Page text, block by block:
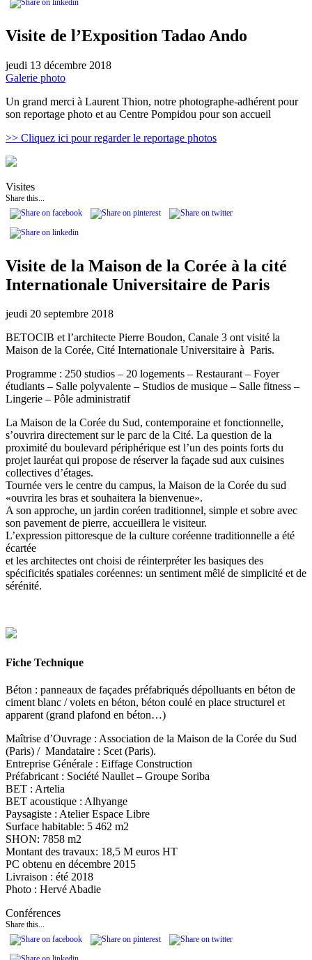
Visite de l’Exposition Tadao Ando
jeudi 13 décembre 2018
Galerie photo
Un grand merci à Laurent Thion, notre photographe-adhérent pour
son reportage photo et au Centre Pompidou pour son accueil
>> Cliquez ici pour regarder le reportage photos
Visites
Share this...
Visite de la Maison de la Corée à la cité
Internationale Universitaire de Paris
jeudi 20 septembre 2018
BETOCIB et l’architecte Pierre Boudon, Canale 3 ont visité la
Maison de la Corée, Cité Internationale Universitaire à Paris.
Programme : 250 studios – 20 logements – Restaurant – Foyer
étudiants – Salle polyvalente – Studios de musique – Salle fitness –
Lingerie – Pôle administratif
La Maison de la Corée du Sud, contemporaine et fonctionnelle,
s’ouvrira directement sur le parc de la Cité. La question de la
proximité du boulevard périphérique est l’un des points forts du
projet lauréat qui propose de réserver la façade sud aux cuisines
collectives d’étages.
Tournée vers le centre du campus, la Maison de la Corée du sud
«ouvrira les bras et souhaitera la bienvenue».
A son approche, un jardin coréen traditionnel, simple et sobre avec
son pavement de pierre, accueillera le visiteur.
L’expression pittoresque de la culture coréenne traditionnelle a été
écartée
et les architectes ont choisi de réinterpréter les basiques des
spécificités spatiales coréennes: un sentiment mêlé de simplicité et de
sérénité.
Fiche Technique
Béton : panneaux de façades préfabriqués dépolluants en béton de
ciment blanc / volets en béton, béton coulé en place structurel et
apparent (grand plafond en béton…)
Maîtrise d’Ouvrage : Association de la Maison de la Corée du Sud
(Paris) / Mandataire : Scet (Paris).
Entreprise Générale : Eiffage Construction
Préfabricant : Société Naullet – Groupe Soriba
BET : Artelia
BET acoustique : Alhyange
Paysagiste : Atelier Espace Libre
Surface habitable: 5 462 m2
SHON: 7858 m2
Montant des travaux: 18,5 M euros HT
PC obtenu en décembre 2015
Livraison : été 2018
Photo : Hervé Abadie
Conférences
Share this...